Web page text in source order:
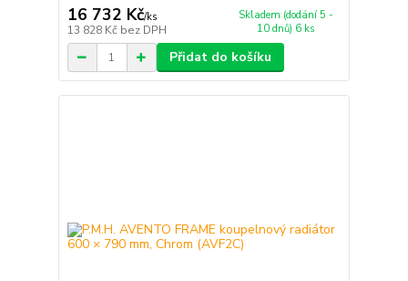
16 732 Kč/ks
13 828 Kč bez DPH
Skladem (dodání 5 -
10 dnů) 6 ks
Přidat do košíku